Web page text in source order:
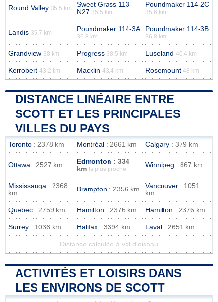
Round Valley 35.5 km
Sweet Grass 113-
N27 35.5 km
Poundmaker 114-2C
35.6 km
Landis 35.7 km Poundmaker 114-3A
36.8 km
Poundmaker 114-3B
36.8 km
Grandview 38 km Progress 38.5 km Luseland 40.4 km
Kerrobert 43.2 km Macklin 43.4 km Rosemount 48 km
DISTANCE LINÉAIRE ENTRE
SCOTT ET LES PRINCIPALES
VILLES DU PAYS
Toronto : 2378 km Montréal : 2661 km Calgary : 379 km
Ottawa : 2527 km Edmonton : 334
km
la plus proche
Winnipeg : 867 km
Mississauga : 2368
km
Brampton : 2356 km Vancouver : 1051
km
Québec : 2759 km Hamilton : 2376 km Hamilton : 2376 km
Surrey : 1036 km Halifax : 3394 km Laval : 2651 km
Distance calculée à vol d'oiseau
ACTIVITÉS ET LOISIRS DANS
LES ENVIRONS DE SCOTT